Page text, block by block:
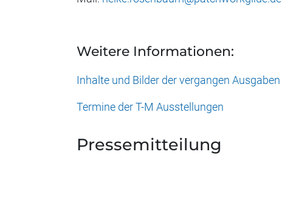
Weitere Informationen:
Inhalte und Bilder der vergangen Ausgaben
Termine der T-M Ausstellungen
Pressemitteilung